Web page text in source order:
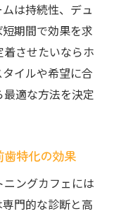
現するコツ
ルを知る
場と費用の内
が出る回数の
注意点と選び
効果を徹底検
は持続性、デュ
期間で効果を求
させたいならホ
イルや希望に合
適な方法を決定
特化の効果
ングカフェには
門的な診断と高